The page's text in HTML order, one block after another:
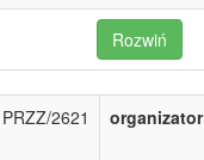
Rozwiń
PRZZ/2621 organizator